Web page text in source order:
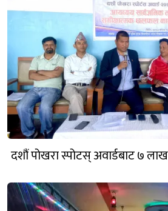
दशौं पोखरा स्पोटस् अवार्डबाट ७